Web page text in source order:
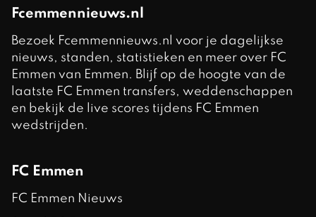
Fcemmennieuws.nl
Bezoek Fcemmennieuws.nl voor je dagelijkse
nieuws, standen, statistieken en meer over FC
Emmen van Emmen. Blijf op de hoogte van de
laatste FC Emmen transfers, weddenschappen
en bekijk de live scores tijdens FC Emmen
wedstrijden.
FC Emmen
FC Emmen Nieuws